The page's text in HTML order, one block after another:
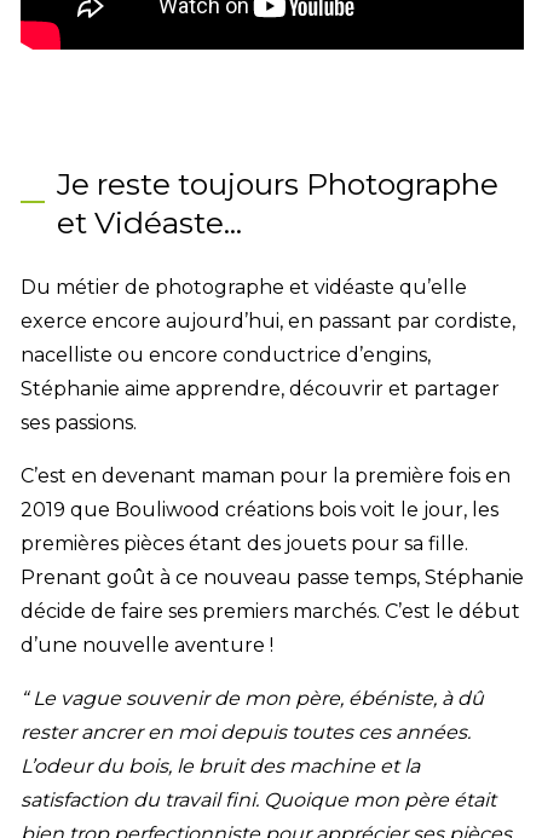
Je reste toujours Photographe
et Vidéaste...
Du métier de photographe et vidéaste qu’elle
exerce encore aujourd’hui, en passant par cordiste,
nacelliste ou encore conductrice d’engins,
Stéphanie aime apprendre, découvrir et partager
ses passions.
C’est en devenant maman pour la première fois en
2019 que Bouliwood créations bois voit le jour, les
premières pièces étant des jouets pour sa fille.
Prenant goût à ce nouveau passe temps, Stéphanie
décide de faire ses premiers marchés. C’est le début
d’une nouvelle aventure !
“ Le vague souvenir de mon père, ébéniste, à dû
rester ancrer en moi depuis toutes ces années.
L’odeur du bois, le bruit des machine et la
satisfaction du travail fini. Quoique mon père était